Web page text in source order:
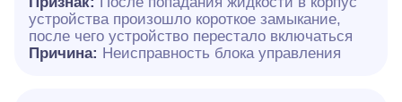
устройства произошло короткое замыкание,
после чего устройство перестало включаться
Причина: Неисправность блока управления